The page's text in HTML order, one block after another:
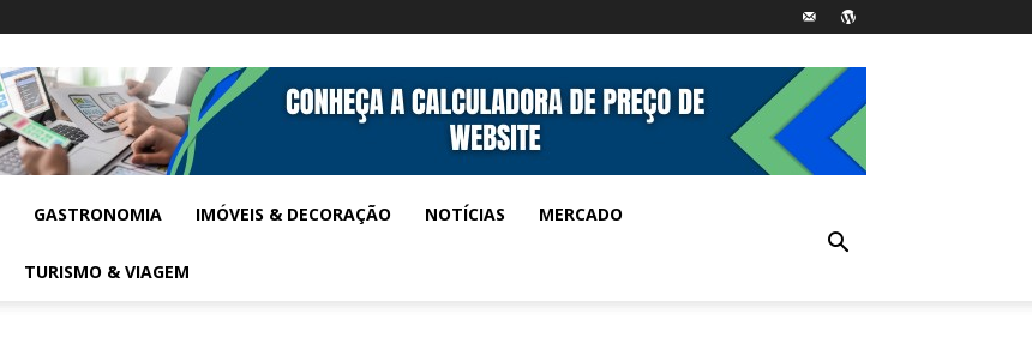
GASTRONOMIA IMÓVEIS & DECORAÇÃO NOTÍCIAS MERCADO
TURISMO & VIAGEM